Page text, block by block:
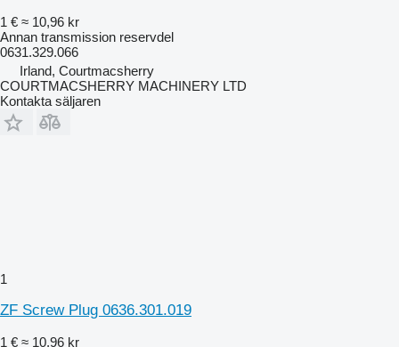
1 € ≈ 10,96 kr
Annan transmission reservdel
0631.329.066
Irland, Courtmacsherry
COURTMACSHERRY MACHINERY LTD
Kontakta säljaren
1
ZF Screw Plug 0636.301.019
1 € ≈ 10,96 kr